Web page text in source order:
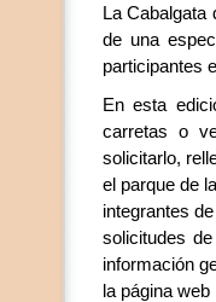
La
de una
participantes
En esta
carretas o
solicitarlo,
el parque de
integrantes
solicitudes
información
la página